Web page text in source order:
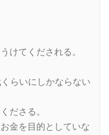
けてくだされる。
らいにしかならない
ださる。
金を目的としていな